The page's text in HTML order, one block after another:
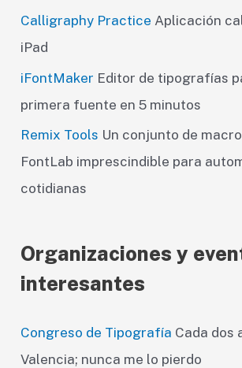
Calligraphy Practice Aplicación
iPad
iFontMaker Editor de tipografías
primera fuente en 5 minutos
Remix Tools Un conjunto de
FontLab imprescindible para
cotidianas
Organizaciones y
interesantes
Congreso de Tipografía Cada dos
Valencia; nunca me lo pierdo